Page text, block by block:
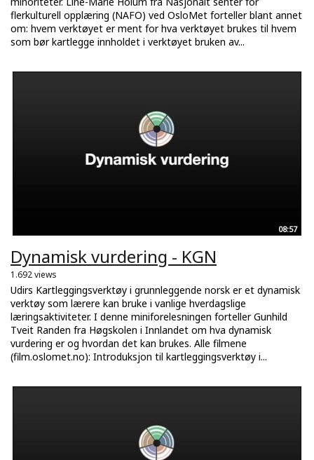
flerkulturell opplæring (NAFO) ved OsloMet forteller blant annet
om: hvem verktøyet er ment for hva verktøyet brukes til hvem
som bør kartlegge innholdet i verktøyet bruken av...
08:57
Dynamisk vurdering - KGN
1.692 views
Udirs Kartleggingsverktøy i grunnleggende norsk er et dynamisk
verktøy som lærere kan bruke i vanlige hverdagslige
læringsaktiviteter. I denne miniforelesningen forteller Gunhild
Tveit Randen fra Høgskolen i Innlandet om hva dynamisk
vurdering er og hvordan det kan brukes. Alle filmene
(film.oslomet.no): Introduksjon til kartleggingsverktøy i...